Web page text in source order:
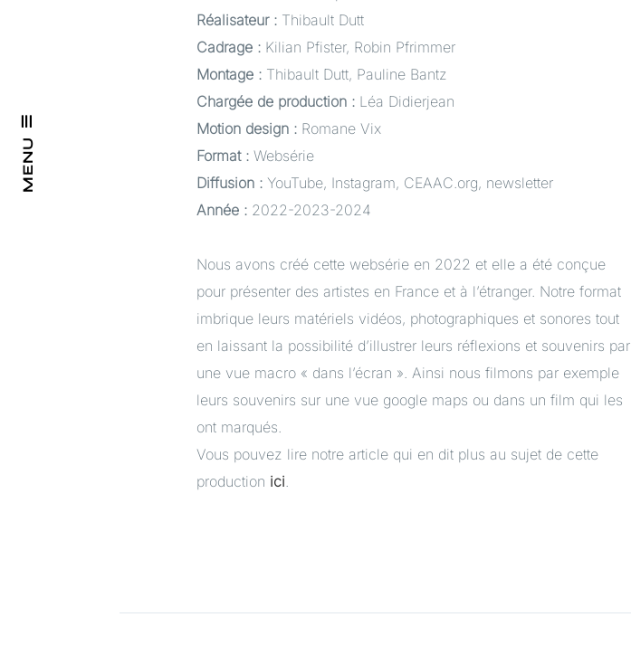
MENU
Réalisateur : Thibault Dutt
Cadrage : Kilian Pfister, Robin Pfrimmer
Montage : Thibault Dutt, Pauline Bantz
Chargée de production : Léa Didierjean
Motion design : Romane Vix
Format : Websérie
Diffusion : YouTube, Instagram, CEAAC.org, newsletter
Année : 2022-2023-2024
Nous avons créé cette websérie en 2022 et elle a été conçue
pour présenter des artistes en France et à l’étranger. Notre format
imbrique leurs matériels vidéos, photographiques et sonores tout
en laissant la possibilité d’illustrer leurs réflexions et souvenirs par
une vue macro « dans l’écran ». Ainsi nous filmons par exemple
leurs souvenirs sur une vue google maps ou dans un film qui les
ont marqués.
Vous pouvez lire notre article qui en dit plus au sujet de cette
production ici